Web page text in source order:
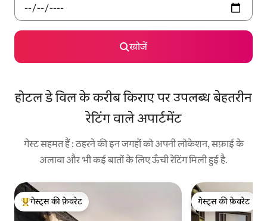
खोजें
होटल डे विल के करीब किराए पर उपलब्ध बेहतरीन
रेटिंग वाले अपार्टमेंट
गेस्ट सहमत हैं : ठहरने की इन जगहों को अपनी लोकेशन, सफ़ाई के
अलावा और भी कई बातों के लिए ऊँची रेटिंग मिली हुई है.
गेस्ट्स का टॉप फ़ेवरेट
गेस्ट्स की फ़ेवरेट
गेस्ट्स की फ़ेवरेट
गेस्ट्स की फ़ेवरेट